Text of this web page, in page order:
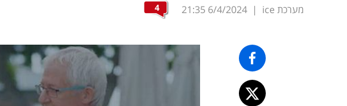
מערכת ice |
6/4/2024
21:35
4